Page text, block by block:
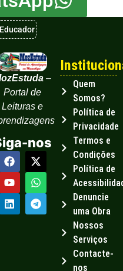
Educador
–
Portal de
Leituras e
nos
Quem
Somos?
Política de
Privacidade
Termos e
Condições
Política de
Denuncie
uma Obra
Nossos
Serviços
Contacte-
nos